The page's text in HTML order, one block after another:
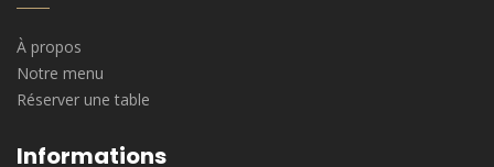
À propos
Notre menu
Réserver une table
Informations